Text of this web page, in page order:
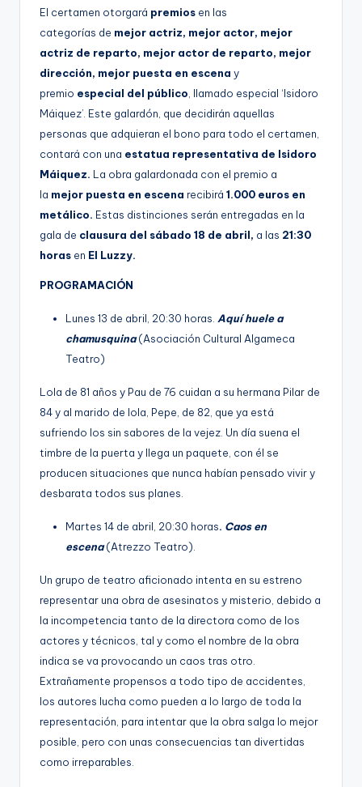
El certamen otorgará premios en las
categorías de mejor actriz, mejor actor, mejor
actriz de reparto, mejor actor de reparto, mejor
dirección, mejor puesta en escena y
premio especial del público , llamado especial ‘Isidoro
Máiquez’. Este galardón, que decidirán aquellas
personas que adquieran el bono para todo el certamen,
contará con una estatua representativa de Isidoro
Máiquez. La obra galardonada con el premio a
la mejor puesta en escena recibirá 1.000 euros en
metálico. Estas distinciones serán entregadas en la
gala de clausura del sábado 18 de abril, a las 21:30
horas en El Luzzy.
PROGRAMACIÓN
Lunes 13 de abril, 20:30 horas. Aquí huele a
chamusquina(Asociación Cultural Algameca
Teatro)
Lola de 81 años y Pau de 76 cuidan a su hermana Pilar de
84 y al marido de lola, Pepe, de 82, que ya está
sufriendo los sin sabores de la vejez. Un día suena el
timbre de la puerta y llega un paquete, con él se
producen situaciones que nunca habían pensado vivir y
desbarata todos sus planes.
Martes 14 de abril, 20:30 horas. Caos en
escena (Atrezzo Teatro).
Un grupo de teatro aficionado intenta en su estreno
representar una obra de asesinatos y misterio, debido a
la incompetencia tanto de la directora como de los
actores y técnicos, tal y como el nombre de la obra
indica se va provocando un caos tras otro.
Extrañamente propensos a todo tipo de accidentes,
los autores lucha como pueden a lo largo de toda la
representación, para intentar que la obra salga lo mejor
posible, pero con unas consecuencias tan divertidas
como irreparables.